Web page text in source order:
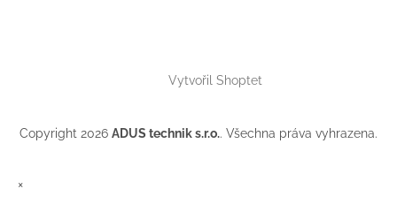
Vytvořil Shoptet
Copyright 2026 ADUS technik s.r.o.. Všechna práva vyhrazena.
×